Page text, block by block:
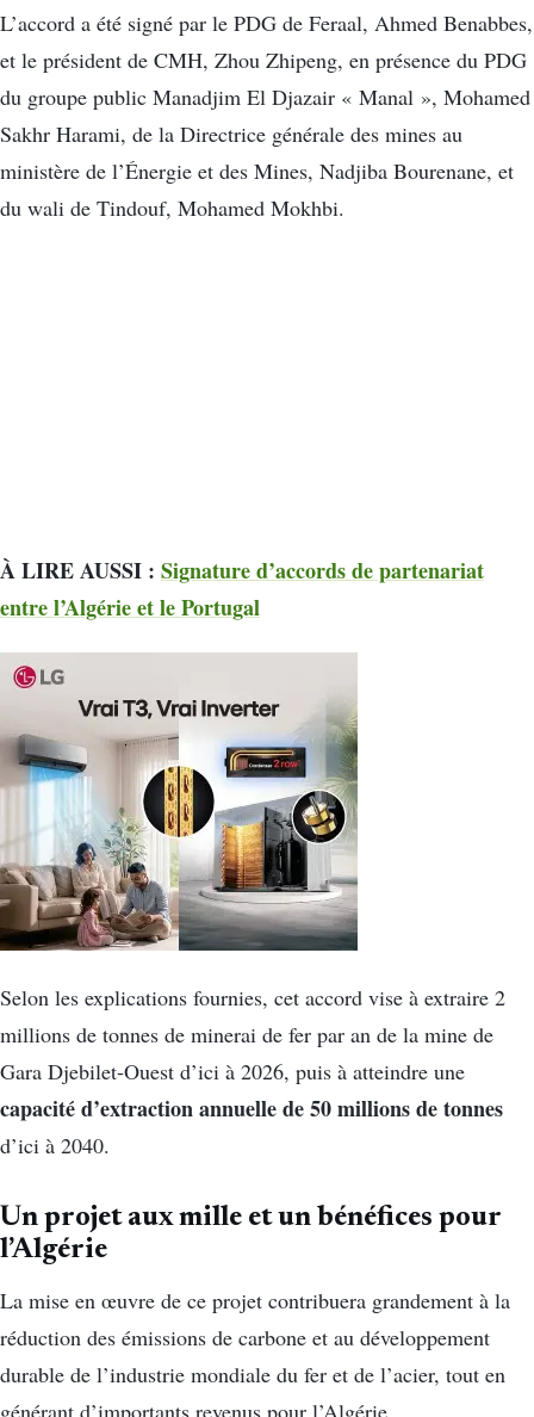
L’accord a été signé par le PDG de Feraal, Ahmed Benabbes,
et le président de CMH, Zhou Zhipeng, en présence du PDG
du groupe public Manadjim El Djazair « Manal », Mohamed
Sakhr Harami, de la Directrice générale des mines au
ministère de l’Énergie et des Mines, Nadjiba Bourenane, et
du wali de Tindouf, Mohamed Mokhbi.
À LIRE AUSSI : Signature d’accords de partenariat
entre l’Algérie et le Portugal
Selon les explications fournies, cet accord vise à extraire 2
millions de tonnes de minerai de fer par an de la mine de
Gara Djebilet-Ouest d’ici à 2026, puis à atteindre une
capacité d’extraction annuelle de 50 millions de tonnes
d’ici à 2040.
Un projet aux mille et un bénéfices pour
l’Algérie
La mise en œuvre de ce projet contribuera grandement à la
réduction des émissions de carbone et au développement
durable de l’industrie mondiale du fer et de l’acier, tout en
générant d’importants revenus pour l’Algérie.